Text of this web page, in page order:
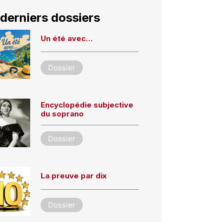
dossiers
Un été avec…
Dossier
Encyclopédie subjective
du soprano
Dossier
La preuve par dix
Dossier